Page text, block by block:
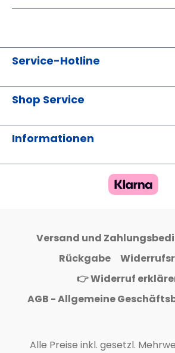
Service-Hotline
Shop Service
Informationen
Versand und
Rückgabe
👉 Widerruf
AGB - Allgemeine
Alle Preise inkl. gesetzl.